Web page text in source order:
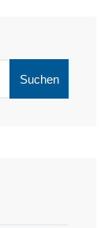
Suchen